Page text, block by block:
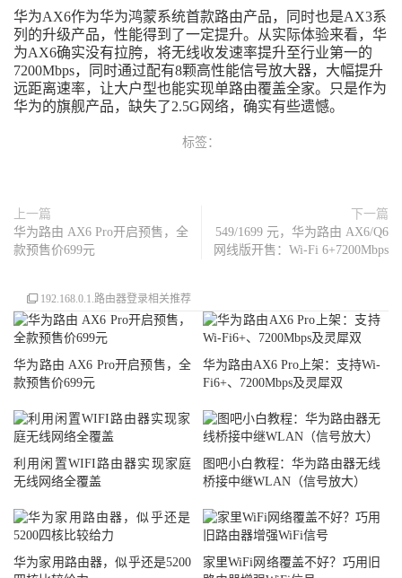
华为AX6作为华为鸿蒙系统首款路由产品，同时也是AX3系
列的升级产品，性能得到了一定提升。从实际体验来看，华
为AX6确实没有拉胯，将无线收发速率提升至行业第一的
7200Mbps，同时通过配有8颗高性能信号放大器，大幅提升
远距离速率，让大户型也能实现单路由覆盖全家。只是作为
华为的旗舰产品，缺失了2.5G网络，确实有些遗憾。
标签：
上一篇
华为路由 AX6 Pro开启预售，全
款预售价699元
下一篇
549/1699 元，华为路由 AX6/Q6
网线版开售：Wi-Fi 6+7200Mbps
192.168.0.1.路由器登录相关推荐
华为路由 AX6 Pro开启预售，全
款预售价699元
华为路由AX6 Pro上架：支持Wi-
Fi6+、7200Mbps及灵犀双
利用闲置WIFI路由器实现家庭
无线网络全覆盖
图吧小白教程：华为路由器无线
桥接中继WLAN（信号放大）
华为家用路由器，似乎还是5200
家里WiFi网络覆盖不好？巧用旧